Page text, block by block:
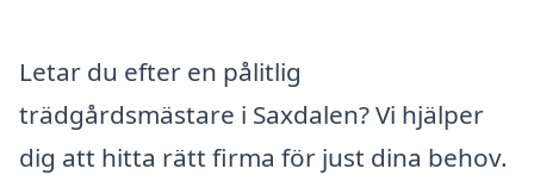
Letar du efter en pålitlig
trädgårdsmästare i Saxdalen? Vi hjälper
dig att hitta rätt firma för just dina behov.